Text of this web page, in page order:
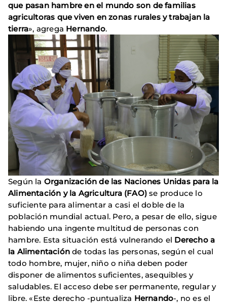
que pasan hambre en el mundo son de familias
agricultoras que viven en zonas rurales y trabajan la
tierra», agrega Hernando.
Según la Organización de las Naciones Unidas para la
Alimentación y la Agricultura (FAO) se produce lo
suficiente para alimentar a casi el doble de la
población mundial actual. Pero, a pesar de ello, sigue
habiendo una ingente multitud de personas con
hambre. Esta situación está vulnerando el Derecho a
la Alimentaciónde todas las personas, según el cual
todo hombre, mujer, niño o niña deben poder
disponer de alimentos suficientes, asequibles y
saludables. El acceso debe ser permanente, regular y
libre. «Este derecho -puntualiza Hernando-, no es el